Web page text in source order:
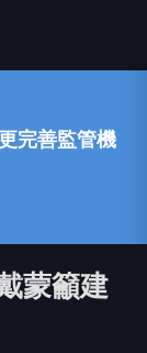
完善監管機
蒙籲建